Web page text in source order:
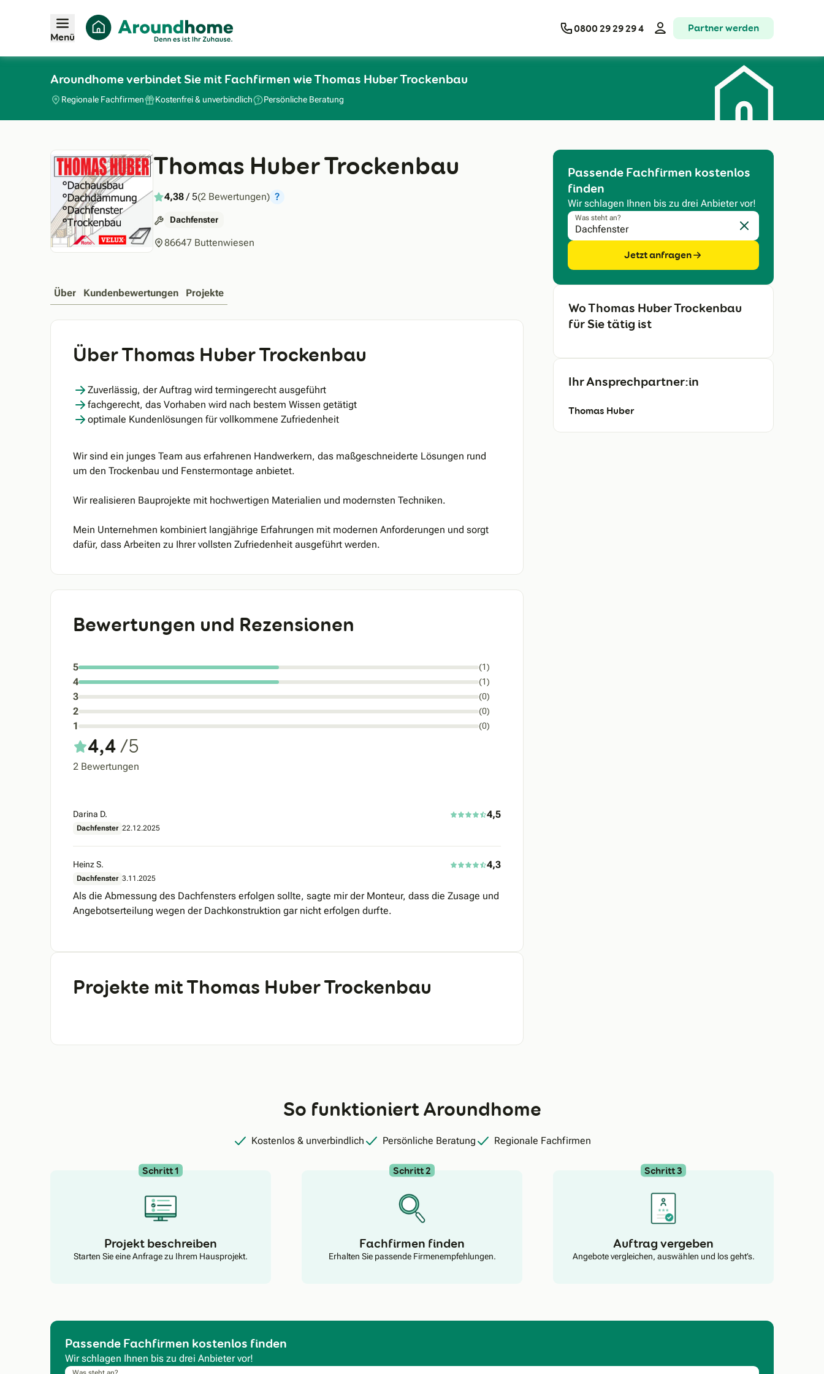
Menü
0800 29 29 29 4 Partner werden
Aroundhome verbindet Sie mit Fachfirmen wie Thomas Huber Trockenbau
Regionale Fachfirmen Kostenfrei & unverbindlich Persönliche Beratung
Thomas Huber Trockenbau
4,38/ 5(2 Bewertungen) ?
Dachfenster
86647 Buttenwiesen
Über Kundenbewertungen Projekte
Über Thomas Huber Trockenbau
Zuverlässig, der Auftrag wird termingerecht ausgeführt
fachgerecht, das Vorhaben wird nach bestem Wissen getätigt
optimale Kundenlösungen für vollkommene Zufriedenheit
Wir sind ein junges Team aus erfahrenen Handwerkern, das maßgeschneiderte Lösungen rund
um den Trockenbau und Fenstermontage anbietet.
Wir realisieren Bauprojekte mit hochwertigen Materialien und modernsten Techniken.
Mein Unternehmen kombiniert langjährige Erfahrungen mit modernen Anforderungen und sorgt
dafür, dass Arbeiten zu Ihrer vollsten Zufriedenheit ausgeführt werden.
Bewertungen und Rezensionen
5 (1)
4 (1)
3 (0)
2 (0)
1 (0)
4,4/5
2 Bewertungen
Darina D. 4,5
Dachfenster 22.12.2025
Heinz S. 4,3
Dachfenster 3.11.2025
Als die Abmessung des Dachfensters erfolgen sollte, sagte mir der Monteur, dass die Zusage und
Angebotserteilung wegen der Dachkonstruktion gar nicht erfolgen durfte.
Projekte mit Thomas Huber Trockenbau
Passende Fachfirmen kostenlos
finden
Wir schlagen Ihnen bis zu drei Anbieter vor!
Was steht an?
Eingabe löschen
Jetzt anfragen
Wo Thomas Huber Trockenbau
für Sie tätig ist
Ihr Ansprechpartner:in
Thomas Huber
So funktioniert Aroundhome
Kostenlos & unverbindlich Persönliche Beratung Regionale Fachfirmen
Schritt 1
Projekt beschreiben
Starten Sie eine Anfrage zu Ihrem Hausprojekt.
Schritt 2
Fachfirmen finden
Erhalten Sie passende Firmenempfehlungen.
Schritt 3
Auftrag vergeben
Angebote vergleichen, auswählen und los geht’s.
Passende Fachfirmen kostenlos finden
Wir schlagen Ihnen bis zu drei Anbieter vor!